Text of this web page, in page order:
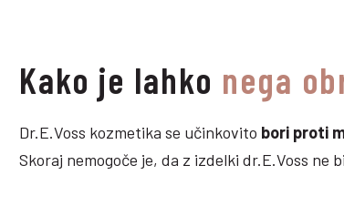
Kako je lahko nega
Dr.E.Voss kozmetika se učinkovito bori proti
Skoraj nemogoče je, da z izdelki dr.E.Voss ne